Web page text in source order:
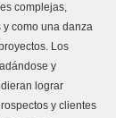
complejas,
como una danza
Los
y
lograr
y clientes